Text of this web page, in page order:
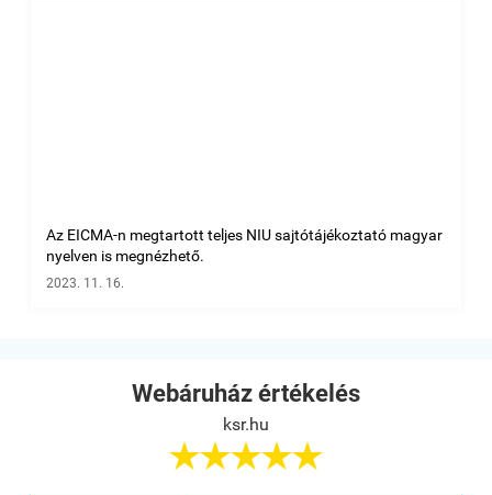
Az EICMA-n megtartott teljes NIU sajtótájékoztató magyar
nyelven is megnézhető.
2023. 11. 16.
Webáruház értékelés
ksr.hu
